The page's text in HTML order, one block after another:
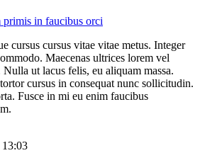
cursus cursus vitae vitae metus. Integer
Maecenas ultrices lorem vel
ut lacus felis, eu aliquam massa.
cursus in consequat nunc sollicitudin.
Fusce in mi eu enim faucibus